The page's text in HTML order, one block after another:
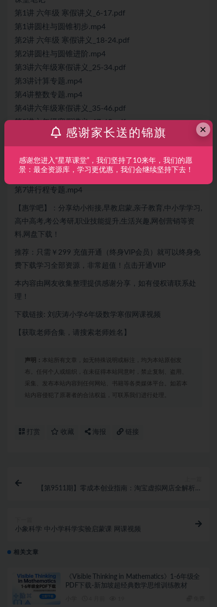
第1讲 六年级 寒假讲义_6-17.pdf
第1讲圆柱与圆锥初步.mp4
第2讲 六年级 寒假讲义_18-24.pdf
第2讲圆柱与圆锥进阶.mp4
第3讲六年级寒假讲义_25-34.pdf
第3讲计算专题.mp4
第4讲整数专题.mp4
第4讲六年级寒假讲义_35-46.pdf
第5讲六年级寒假讲义_47-60.pdf
第5讲几何专题.mp4
第6讲应用题专题.mp4
第7讲行程专题.mp4
【惠学吧】：分享幼小衔接,早教启蒙,亲子教育,中小学学习,
高中高考,考公考研,职业技能提升,生活兴趣,网创营销等资
料,网盘下载！
推荐：只需￥299 充值开通（终身VIP会员）就可以终身免
费下载学习全部资源，非常超值！点击开通VIIP
本内容由网友收集整理提供感谢分享，如有侵权请联系处
理！
下载链接: 刘庆涛小学6年级数学寒假网课视频
【获取老师合集，请搜索老师姓名】
声明： 本站所有文章，如无特殊说明或标注，均为本站原创发
布。任何个人或组织，在未征得本站同意时，禁止复制、盗用、
采集、发布本站内容到任何网站、书籍等各类媒体平台。如若本
站内容侵犯了原著者的合法权益，可联系我们进行处理。
打赏 收藏 海报 链接
【第9511期】零成本创业指南：淘宝虚拟网店全解析，
小象科学 中小学科学实验启蒙课 网课视频
相关文章
《Visible Thinking in Mathematics》1-6年级全
PDF下载-新加坡超经典数学思维训练教材
×
感谢家长送的锦旗
感谢您进入“星草课堂”，我们坚持了10来年，我们的愿
景：最全资源库，学习更优惠，我们会继续坚持下去！